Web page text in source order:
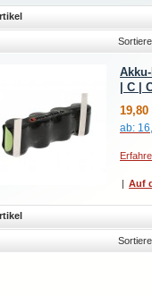
| C |
19,80
ab:
| Auf